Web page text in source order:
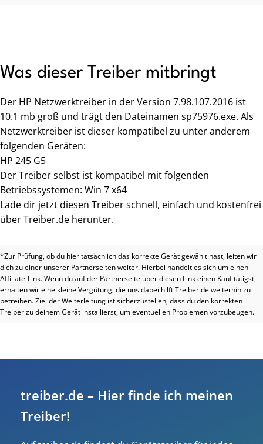
Was dieser Treiber mitbringt
Der HP Netzwerktreiber in der Version 7.98.107.2016 ist
10.1 mb groß und trägt den Dateinamen sp75976.exe. Als
Netzwerktreiber ist dieser kompatibel zu unter anderem
folgenden Geräten:
HP 245 G5
Der Treiber selbst ist kompatibel mit folgenden
Betriebssystemen: Win 7 x64
Lade dir jetzt diesen Treiber schnell, einfach und kostenfrei
über Treiber.de herunter.
*Zur Prüfung, ob du hier tatsächlich das korrekte Gerät gewählt hast, leiten wir
dich zu einer unserer Partnerseiten weiter. Hierbei handelt es sich um einen
Affiliate-Link. Wenn du auf der Partnerseite über diesen Link einen Kauf tätigst,
erhalten wir eine kleine Vergütung, die uns dabei hilft Treiber.de weiterhin zu
betreiben. Ziel der Weiterleitung ist sicherzustellen, dass du den korrekten
Treiber zu deinem Gerät installierst, um eventuellen Problemen vorzubeugen.
treiber.de – Hier finde ich meinen
Treiber!